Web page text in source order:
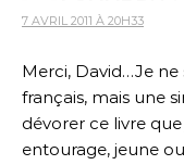
7 AVRIL 2011 À 20H33
Merci, David…Je
français, mais une
dévorer ce livre
entourage, jeune